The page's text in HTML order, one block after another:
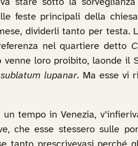
stare sotto la
feste principali della
dividerli tanto per testa.
nel quartiere detto
loro proibito, laonde il
lupanar. Ma esse vi
tempo in Venezia,
che esse stessero sulle